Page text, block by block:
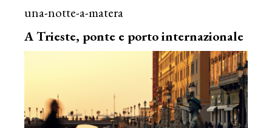
una-notte-a-matera
A Trieste, ponte e porto internazionale